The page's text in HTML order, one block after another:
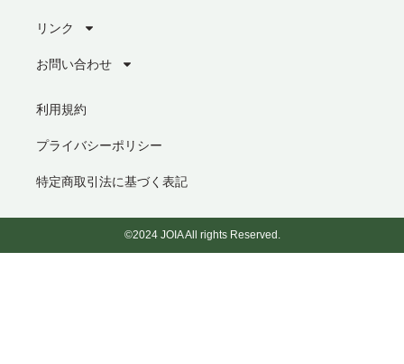
リンク
お問い合わせ
利用規約
プライバシーポリシー
特定商取引法に基づく表記
©2024 JOIA All rights Reserved.